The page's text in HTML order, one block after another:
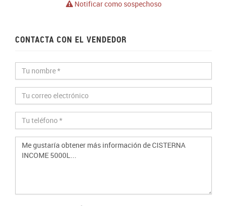
Notificar como sospechoso
CONTACTA CON EL VENDEDOR